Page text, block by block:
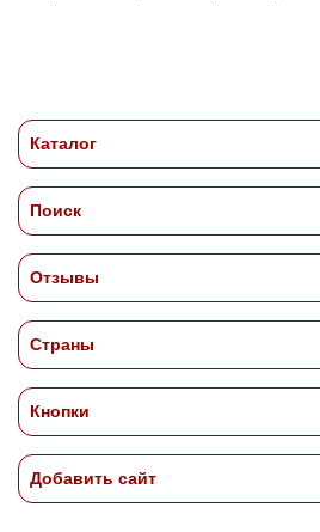
Каталог
Поиск
Отзывы
Страны
Кнопки
Добавить сайт